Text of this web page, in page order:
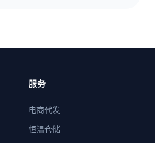
服务
电商代发
恒温仓储